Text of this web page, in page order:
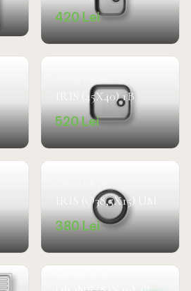
420Lei
IRIS (45X40) 1B
520Lei
IRIS (O38,5X15) UM
380Lei